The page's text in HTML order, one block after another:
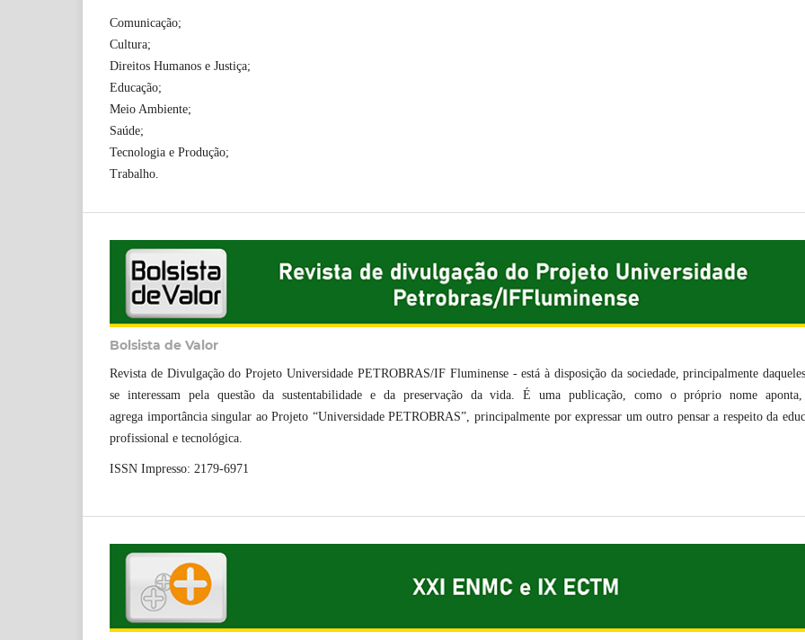
Comunicação;
Cultura;
Direitos Humanos e Justiça;
Educação;
Meio Ambiente;
Saúde;
Tecnologia e Produção;
Trabalho.
Bolsista de Valor
Revista de Divulgação do Projeto Universidade PETROBRAS/IF Fluminense - está à disposição da sociedade, principalmente
se interessam pela questão da sustentabilidade e da preservação da vida. É uma publicação, como o próprio nome
agrega importância singular ao Projeto “Universidade PETROBRAS”, principalmente por expressar um outro pensar a respeito da
profissional e tecnológica.
ISSN Impresso: 2179-6971